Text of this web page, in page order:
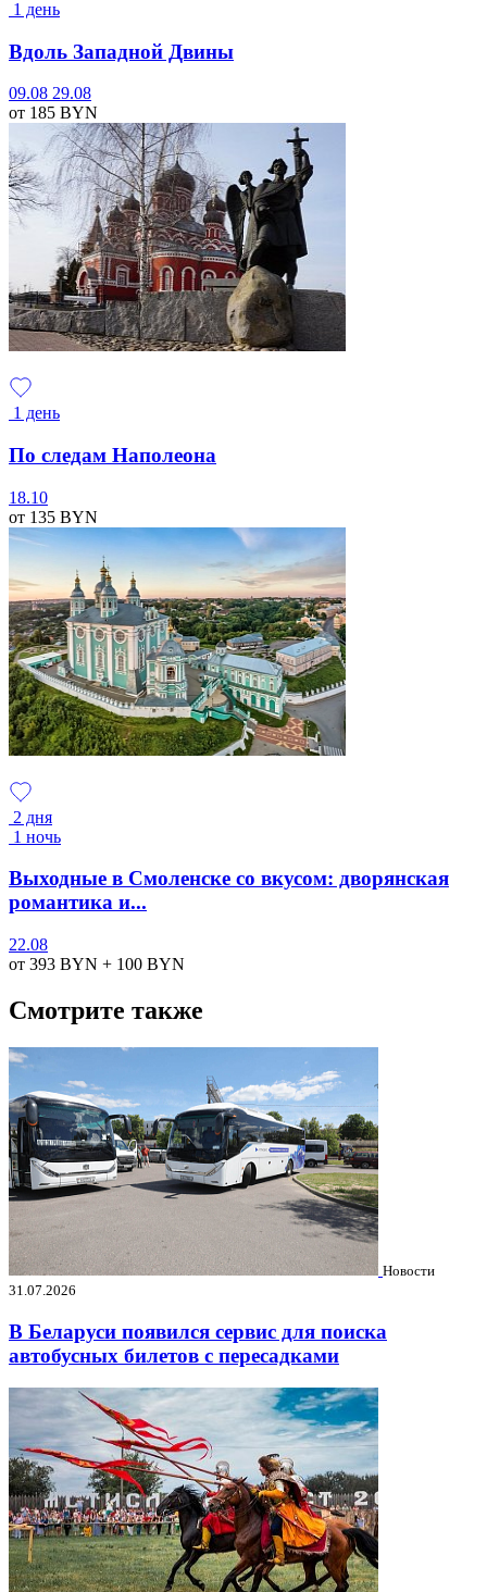
1 день
Вдоль Западной Двины
09.08 29.08
от 185 BYN
1 день
По следам Наполеона
18.10
от 135 BYN
2 дня
1 ночь
Выходные в Смоленске со вкусом: дворянская
романтика и...
22.08
от 393 BYN + 100 BYN
Смотрите также
Новости
31.07.2026
В Беларуси появился сервис для поиска
автобусных билетов с пересадками